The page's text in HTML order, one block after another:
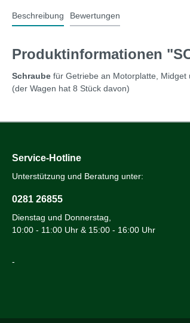
Beschreibung Bewertungen
Produktinformationen
Schraube für Getriebe an Motorplatte, Midget
(der Wagen hat 8 Stück davon)
Service-Hotline
Unterstützung und Beratung unter:
0281 26855
Dienstag und Donnerstag,
10:00 - 11:00 Uhr & 15:00 - 16:00 Uhr
-